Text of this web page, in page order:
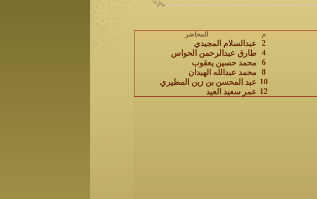
م المحاضر
2
عبدالسلام المجيدي
4 طارق عبدالرحمن الحواس
6
محمد حسين يعقوب
8
محمد عبدالله الهبدان
10 عبد المحسن بن زبن المطيري
12 عمر سعيد العيد